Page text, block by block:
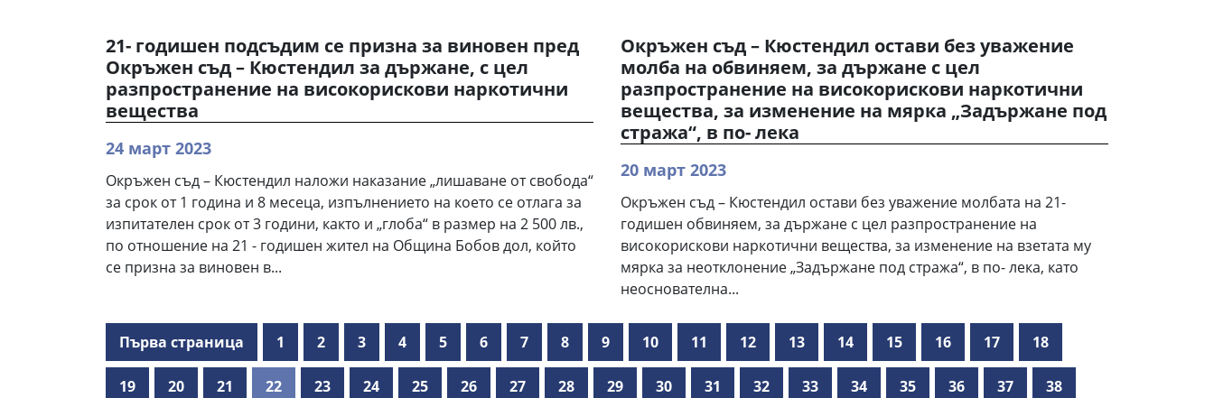
21- годишен подсъдим се призна за виновен пред
Окръжен съд – Кюстендил за държане, с цел
разпространение на високорискови наркотични
вещества
24 март 2023
Окръжен съд – Кюстендил наложи наказание „лишаване от свобода“
за срок от 1 година и 8 месеца, изпълнението на което се отлага за
изпитателен срок от 3 години, както и „глоба“ в размер на 2 500 лв.,
по отношение на 21 - годишен жител на Община Бобов дол, който
се призна за виновен в...
Окръжен съд – Кюстендил остави без уважение
молба на обвиняем, за държане с цел
разпространение на високорискови наркотични
вещества, за изменение на мярка „Задържане под
стража“, в по- лека
20 март 2023
Окръжен съд – Кюстендил остави без уважение молбата на 21-
годишен обвиняем, за държане с цел разпространение на
високорискови наркотични вещества, за изменение на взетата му
мярка за неотклонение „Задържане под стража“, в по- лека, като
неоснователна...
Първа страница 1 2 3 4 5 6 7 8 9 10 11 12 13 14 15 16 17 18
19 20 21 22 23 24 25 26 27 28 29 30 31 32 33 34 35 36 37 38